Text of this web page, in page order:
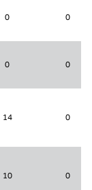
0 0
0 0
14 0
10 0